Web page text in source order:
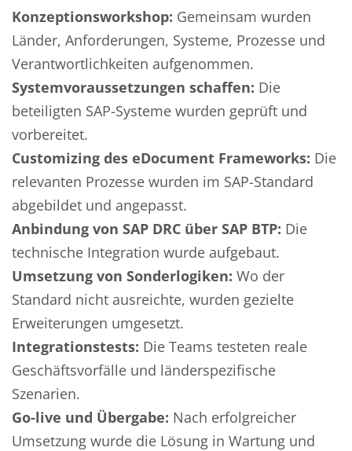
Konzeptionsworkshop: Gemeinsam wurden
Länder, Anforderungen, Systeme, Prozesse und
Verantwortlichkeiten aufgenommen.
Systemvoraussetzungen schaffen: Die
beteiligten SAP-Systeme wurden geprüft und
vorbereitet.
Customizing des eDocument Frameworks: Die
relevanten Prozesse wurden im SAP-Standard
abgebildet und angepasst.
Anbindung von SAP DRC über SAP BTP: Die
technische Integration wurde aufgebaut.
Umsetzung von Sonderlogiken: Wo der
Standard nicht ausreichte, wurden gezielte
Erweiterungen umgesetzt.
Integrationstests: Die Teams testeten reale
Geschäftsvorfälle und länderspezifische
Szenarien.
Go-live und Übergabe: Nach erfolgreicher
Umsetzung wurde die Lösung in Wartung und